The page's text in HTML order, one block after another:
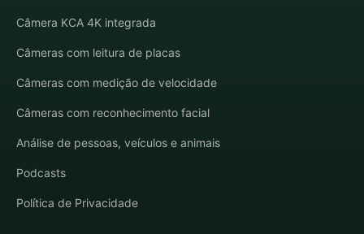
Câmera KCA 4K integrada
Câmeras com leitura de placas
Câmeras com medição de velocidade
Câmeras com reconhecimento facial
Análise de pessoas, veículos e animais
Podcasts
Política de Privacidade